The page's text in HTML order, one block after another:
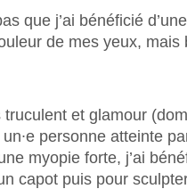
que j’ai bénéficié
de mes yeux, mais
truculent et glamour
personne atteinte
myopie forte, j’ai
capot puis pour